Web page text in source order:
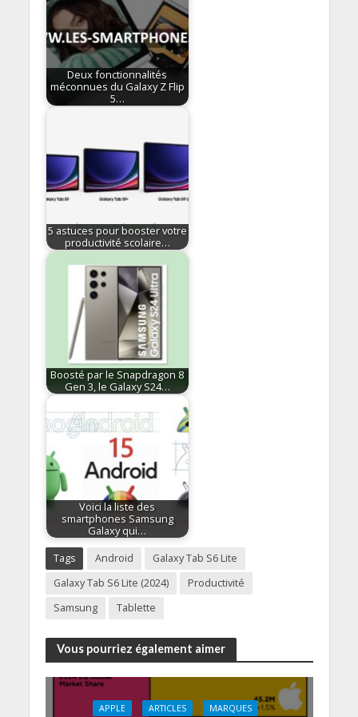
Deux fonctionnalités
méconnues du Galaxy Z Flip
5…
5 astuces pour booster votre
productivité scolaire…
Boosté par le Snapdragon 8
Gen 3, le Galaxy S24…
Voici la liste des
smartphones Samsung
Galaxy qui…
Tags Android
Galaxy Tab S6 Lite
Galaxy Tab S6 Lite (2024)
Productivité
Samsung
Tablette
Vous pourriez également aimer
APPLE ARTICLES MARQUES